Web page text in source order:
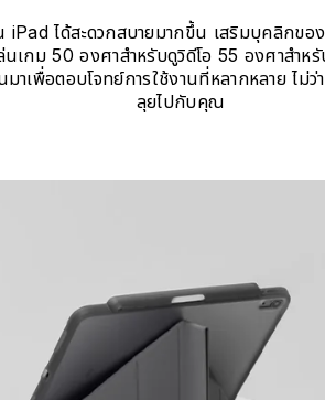
ได้สะดวกสบายมากขึ้น เสริมบุคลิกข
เกม 50 องศาสำหรับดูวิดีโอ 55 องศาสำห
เพื่อตอบโจทย์การใช้งานที่หลากหลาย ไม่
ลุยไปกับคุณ